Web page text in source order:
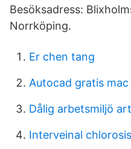
Besöksadress:
Norrköping.
Er chen tang
Autocad gratis mac
Dålig arbetsmiljö
Interveinal